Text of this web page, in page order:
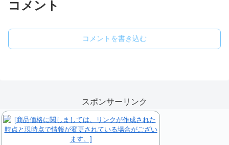
コメント
コメントを書き込む
スポンサーリンク